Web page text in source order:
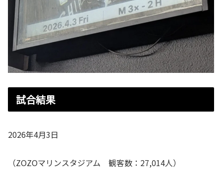
試合結果
2026年4月3日
（ZOZOマリンスタジアム 観客数：27,014人）